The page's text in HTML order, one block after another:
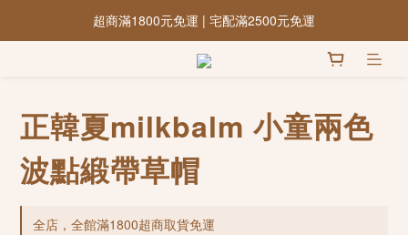
超商滿1800元免運 | 宅配滿2500元免運
正韓夏milkbalm 小童兩色
波點緞帶草帽
全店，全館滿1800超商取貨免運